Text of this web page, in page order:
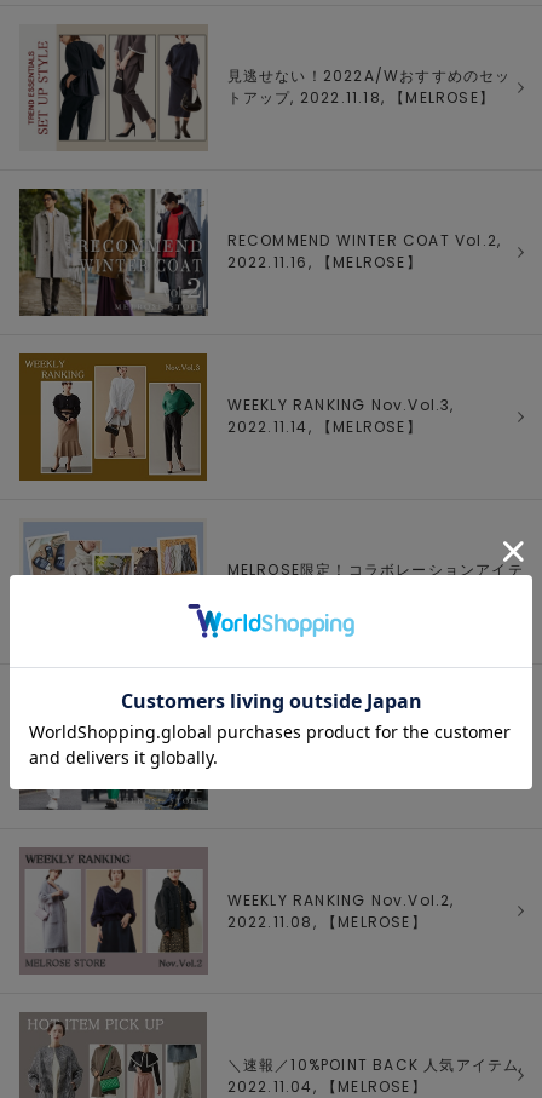
見逃せない！2022A/Wおすすめのセッ
トアップ, 2022.11.18, 【 MELROSE】
RECOMMEND WINTER COAT Vol.2,
2022.11.16, 【 MELROSE 】
WEEKLY RANKING Nov.Vol.3,
2022.11.14, 【 MELROSE 】
MELROSE限定！コラボレーションアイテ
RECOMMEND WINTER COAT Vol.1,
WEEKLY RANKING Nov.Vol.2,
2022.11.08, 【 MELROSE 】
＼速報／10%POINT BACK 人気アイテム,
2022.11.04, 【 MELROSE 】